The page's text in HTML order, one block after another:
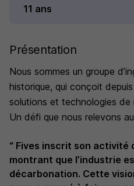
11 ans
Présentation
Nous sommes un groupe
historique, qui conçoit
solutions et technologies de
Un défi que nous relevons
pays et évoluant sur plus de
“ Fives inscrit son activité
montrant que l’industrie
décarbonation. Cette